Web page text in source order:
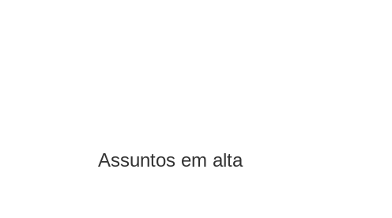
Assuntos em alta